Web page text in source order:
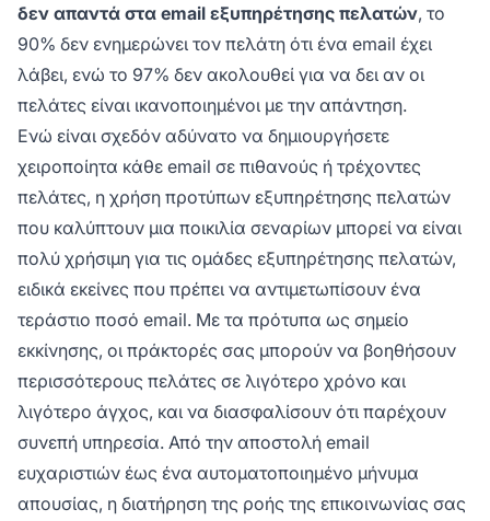
δεν απαντά στα email εξυπηρέτησης πελατών, το
90% δεν ενημερώνει τον πελάτη ότι ένα email έχει
λάβει, ενώ το 97% δεν ακολουθεί για να δει αν οι
πελάτες είναι ικανοποιημένοι με την απάντηση.
Ενώ είναι σχεδόν αδύνατο να δημιουργήσετε
χειροποίητα κάθε email σε πιθανούς ή τρέχοντες
πελάτες, η χρήση προτύπων εξυπηρέτησης πελατών
που καλύπτουν μια ποικιλία σεναρίων μπορεί να είναι
πολύ χρήσιμη για τις ομάδες εξυπηρέτησης πελατών,
ειδικά εκείνες που πρέπει να αντιμετωπίσουν ένα
τεράστιο ποσό email. Με τα πρότυπα ως σημείο
εκκίνησης, οι πράκτορές σας μπορούν να βοηθήσουν
περισσότερους πελάτες σε λιγότερο χρόνο και
λιγότερο άγχος, και να διασφαλίσουν ότι παρέχουν
συνεπή υπηρεσία. Από την αποστολή email
ευχαριστιών έως ένα αυτοματοποιημένο μήνυμα
απουσίας, η διατήρηση της ροής της επικοινωνίας σας